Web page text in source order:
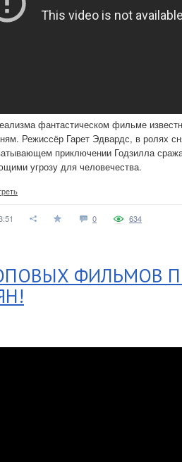
фантастическом фильме
Режиссёр Гарет Эдвардс, в ролях
приключении Годзилла
угрозу для человечества.
0 634
ФИЛЬМОВ